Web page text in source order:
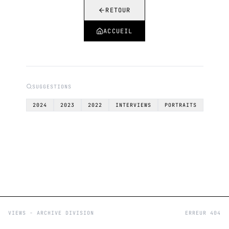
RETOUR
ACCUEIL
SUGGESTIONS
2024 2023 2022 INTERVIEWS PORTRAITS
VIEWS - ARCHIVE DIVISION ERREUR 404